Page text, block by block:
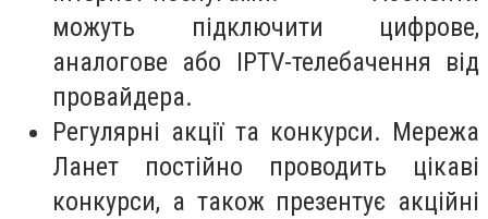
можуть підключити цифрове,
аналогове або IPTV-телебачення від
провайдера.
Регулярні акції та конкурси. Мережа
Ланет постійно проводить цікаві
конкурси, а також презентує акційні